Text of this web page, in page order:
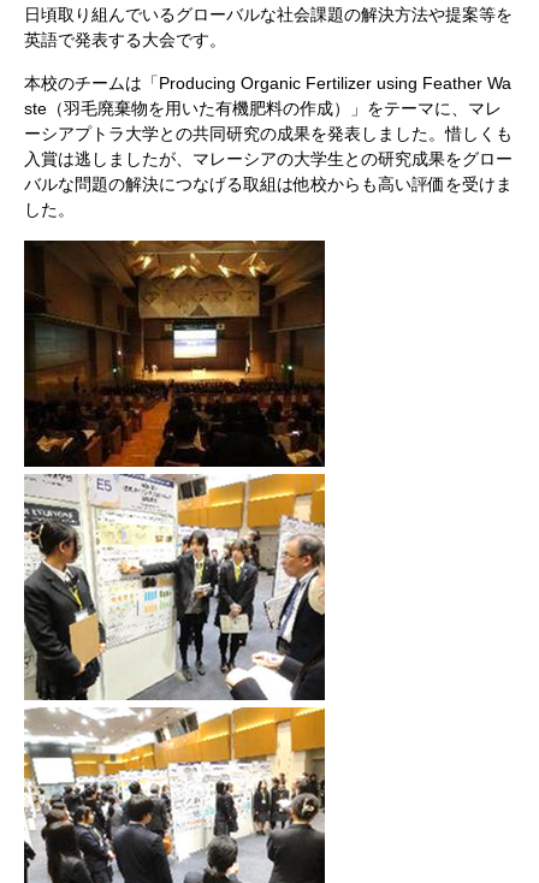
日頃取り組んでいるグローバルな社会課題の解決方法や提案等を
英語で発表する大会です。
本校のチームは「Producing Organic Fertilizer using Feather Wa
ste（羽毛廃棄物を用いた有機肥料の作成）」をテーマに、マレ
ーシアプトラ大学との共同研究の成果を発表しました。惜しくも
入賞は逃しましたが、マレーシアの大学生との研究成果をグロー
バルな問題の解決につなげる取組は他校からも高い評価を受けま
した。